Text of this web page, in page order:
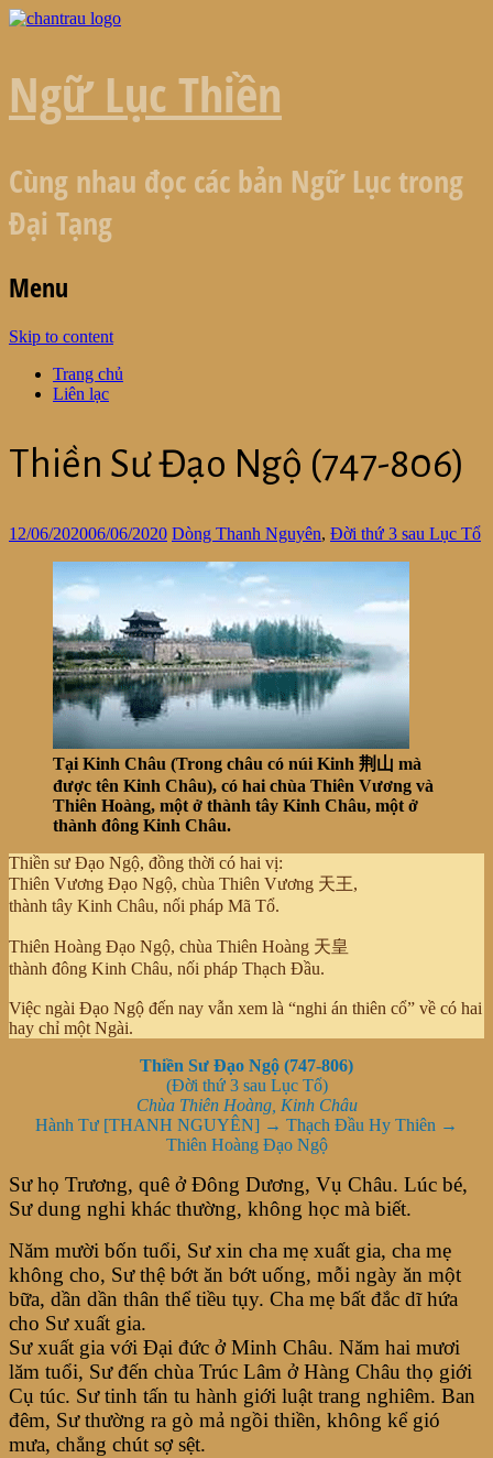
Ngữ Lục Thiền
Cùng nhau đọc các bản Ngữ Lục trong
Đại Tạng
Menu
Skip to content
Trang chủ
Liên lạc
Thiền Sư Đạo Ngộ (747-806)
12/06/202006/06/2020 Dòng Thanh Nguyên, Đời thứ 3 sau Lục Tổ
Tại Kinh Châu (Trong châu có núi Kinh 荆山 mà
được tên Kinh Châu), có hai chùa Thiên Vương và
Thiên Hoàng, một ở thành tây Kinh Châu, một ở
thành đông Kinh Châu.
Thiền sư Đạo Ngộ, đồng thời có hai vị:
Thiên Vương Đạo Ngộ, chùa Thiên Vương 天王,
thành tây Kinh Châu, nối pháp Mã Tổ.
Thiên Hoàng Đạo Ngộ, chùa Thiên Hoàng 天皇
thành đông Kinh Châu, nối pháp Thạch Đầu.
Việc ngài Đạo Ngộ đến nay vẫn xem là “nghi án thiên cổ” về có hai
hay chỉ một Ngài.
Thiền Sư Đạo Ngộ (747-806)
(Đời thứ 3 sau Lục Tổ)
Chùa Thiên Hoàng, Kinh Châu
Hành Tư [THANH NGUYÊN] → Thạch Đầu Hy Thiên →
Thiên Hoàng Đạo Ngộ
Sư họ Trương, quê ở Đông Dương, Vụ Châu. Lúc bé,
Sư dung nghi khác thường, không học mà biết.
Năm mười bốn tuổi, Sư xin cha mẹ xuất gia, cha mẹ
không cho, Sư thệ bớt ăn bớt uống, mỗi ngày ăn một
bữa, dần dần thân thể tiều tụy. Cha mẹ bất đắc dĩ hứa
cho Sư xuất gia.
Sư xuất gia với Đại đức ở Minh Châu. Năm hai mươi
lăm tuổi, Sư đến chùa Trúc Lâm ở Hàng Châu thọ giới
Cụ túc. Sư tinh tấn tu hành giới luật trang nghiêm. Ban
đêm, Sư thường ra gò mả ngồi thiền, không kể gió
mưa, chẳng chút sợ sệt.